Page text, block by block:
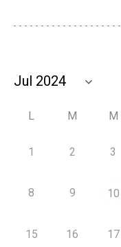
L M M
1 2 3
8 9 10
15 16 17